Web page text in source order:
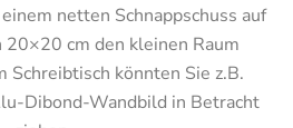
netten Schnappschuss auf
cm den kleinen Raum
Schreibtisch könnten Sie z.B.
Dibond-Wandbild in Betracht